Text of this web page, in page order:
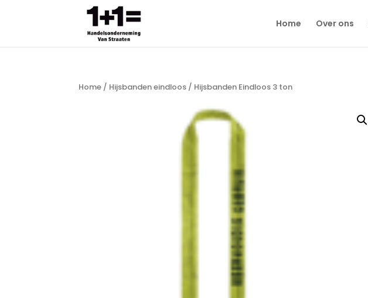
Home Over ons
Home / Hijsbanden eindloos / Hijsbanden Eindloos 3 ton